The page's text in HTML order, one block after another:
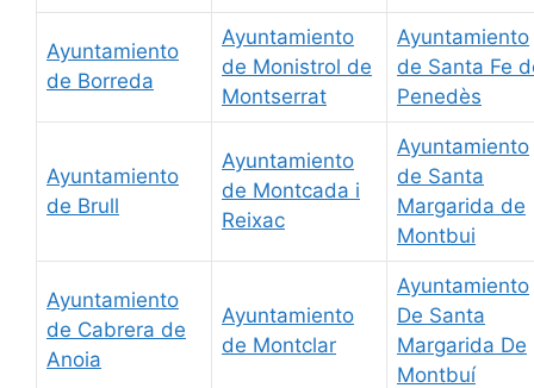
Ayuntamiento
de Borreda
Ayuntamiento
de Monistrol de
Montserrat
Ayuntamiento
de Santa Fe
Penedès
Ayuntamiento
de Brull
Ayuntamiento
de Montcada i
Reixac
Ayuntamiento
de Santa
Margarida de
Montbui
Ayuntamiento
de Cabrera de
Anoia
Ayuntamiento
de Montclar
Ayuntamiento
De Santa
Margarida De
Montbuí